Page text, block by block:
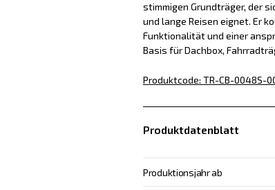
stimmigen Grundträger, der
und lange Reisen eignet. Er
Funktionalität und einer
Basis für Dachbox,
Produktcode: TR-CB-0048S-
Produktdatenblatt
Produktionsjahr ab